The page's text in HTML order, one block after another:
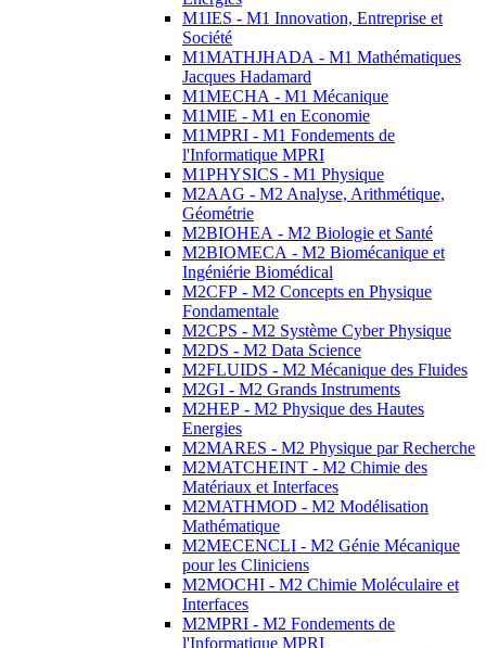
M1IES - M1 Innovation, Entreprise et
Société
M1MATHJHADA - M1 Mathématiques
Jacques Hadamard
M1MECHA - M1 Mécanique
M1MIE - M1 en Economie
M1MPRI - M1 Fondements de
l'Informatique MPRI
M1PHYSICS - M1 Physique
M2AAG - M2 Analyse, Arithmétique,
Géométrie
M2BIOHEA - M2 Biologie et Santé
M2BIOMECA - M2 Biomécanique et
Ingéniérie Biomédical
M2CFP - M2 Concepts en Physique
Fondamentale
M2CPS - M2 Système Cyber Physique
M2DS - M2 Data Science
M2FLUIDS - M2 Mécanique des Fluides
M2GI - M2 Grands Instruments
M2HEP - M2 Physique des Hautes
Energies
M2MARES - M2 Physique par Recherche
M2MATCHEINT - M2 Chimie des
Matériaux et Interfaces
M2MATHMOD - M2 Modélisation
Mathématique
M2MECENCLI - M2 Génie Mécanique
pour les Cliniciens
M2MOCHI - M2 Chimie Moléculaire et
Interfaces
M2MPRI - M2 Fondements de
l'Informatique MPRI